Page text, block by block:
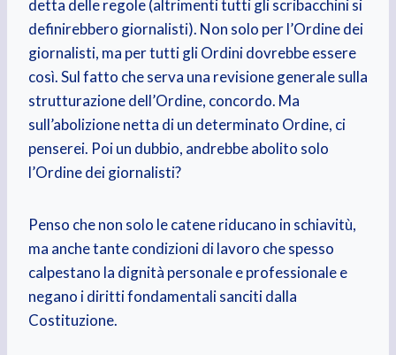
detta delle regole (altrimenti tutti gli scribacchini si
definirebbero giornalisti). Non solo per l’Ordine dei
giornalisti, ma per tutti gli Ordini dovrebbe essere
così. Sul fatto che serva una revisione generale sulla
strutturazione dell’Ordine, concordo. Ma
sull’abolizione netta di un determinato Ordine, ci
penserei. Poi un dubbio, andrebbe abolito solo
l’Ordine dei giornalisti?
Penso che non solo le catene riducano in schiavitù,
ma anche tante condizioni di lavoro che spesso
calpestano la dignità personale e professionale e
negano i diritti fondamentali sanciti dalla
Costituzione.